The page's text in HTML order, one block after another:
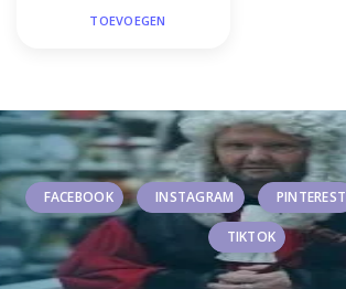
TOEVOEGEN
FACEBOOK INSTAGRAM PINTEREST
TIKTOK